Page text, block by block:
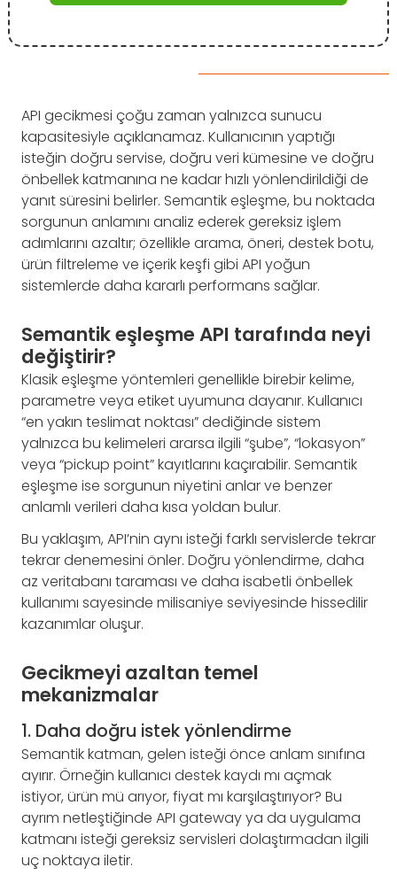
API gecikmesi çoğu zaman yalnızca sunucu
kapasitesiyle açıklanamaz. Kullanıcının yaptığı
isteğin doğru servise, doğru veri kümesine ve doğru
önbellek katmanına ne kadar hızlı yönlendirildiği de
yanıt süresini belirler. Semantik eşleşme, bu noktada
sorgunun anlamını analiz ederek gereksiz işlem
adımlarını azaltır; özellikle arama, öneri, destek botu,
ürün filtreleme ve içerik keşfi gibi API yoğun
sistemlerde daha kararlı performans sağlar.
Semantik eşleşme API tarafında neyi
değiştirir?
Klasik eşleşme yöntemleri genellikle birebir kelime,
parametre veya etiket uyumuna dayanır. Kullanıcı
“en yakın teslimat noktası” dediğinde sistem
yalnızca bu kelimeleri ararsa ilgili “şube”, “lokasyon”
veya “pickup point” kayıtlarını kaçırabilir. Semantik
eşleşme ise sorgunun niyetini anlar ve benzer
anlamlı verileri daha kısa yoldan bulur.
Bu yaklaşım, API’nin aynı isteği farklı servislerde tekrar
tekrar denemesini önler. Doğru yönlendirme, daha
az veritabanı taraması ve daha isabetli önbellek
kullanımı sayesinde milisaniye seviyesinde hissedilir
kazanımlar oluşur.
Gecikmeyi azaltan temel
mekanizmalar
1. Daha doğru istek yönlendirme
Semantik katman, gelen isteği önce anlam sınıfına
ayırır. Örneğin kullanıcı destek kaydı mı açmak
istiyor, ürün mü arıyor, fiyat mı karşılaştırıyor? Bu
ayrım netleştiğinde API gateway ya da uygulama
katmanı isteği gereksiz servisleri dolaştırmadan ilgili
uç noktaya iletir.